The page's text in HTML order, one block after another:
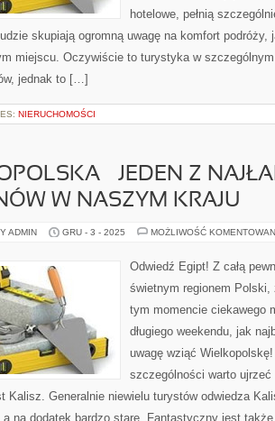
hotelowe, pełnią
skupiają ogromną uwagę na komfort podróży,
miejscu. Oczywiście to turystyka w
jednak to […]
NIERUCHOMOŚCI
– JEDEN Z
W NASZYM KRAJU
ADMIN GRU - 3 - 2025 MOŻLIWOŚĆ
Odwiedź Egipt! Z całą
świetnym regionem
tym momencie ciekawego
długiego weekendu, jak
uwagę wziąć
szczególności warto ujrzeć
Kalisz. Generalnie niewielu turystów odwiedza
a na dodatek bardzo stare. Fantastyczny jest